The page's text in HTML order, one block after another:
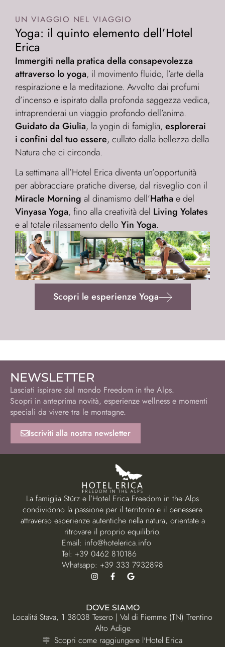
UN VIAGGIO NEL VIAGGIO
Yoga: il quinto elemento dell’Hotel
Erica
Immergiti nella pratica della consapevolezza
attraverso lo yoga, il movimento fluido, l’arte della
respirazione e la meditazione. Avvolto dai profumi
d’incenso e ispirato dalla profonda saggezza vedica,
intraprenderai un viaggio profondo dell’anima.
Guidato da Giulia, la yogin di famiglia, esplorerai
i confini del tuo essere, cullato dalla bellezza della
Natura che ci circonda.
La settimana all’Hotel Erica diventa un’opportunità
per abbracciare pratiche diverse, dal risveglio con il
Miracle Morning al dinamismo dell’Hatha e del
Vinyasa Yoga, fino alla creatività del Living Yolates
e al totale rilassamento delloYin Yoga.
Scopri le esperienze Yoga
NEWSLETTER
Lasciati ispirare dal mondo Freedom in the Alps.
Scopri in anteprima novità, esperienze wellness e momenti
speciali da vivere tra le montagne.
Iscriviti alla nostra newsletter
La famiglia Stürz e l’Hotel Erica Freedom in the Alps
condividono la passione per il territorio e il benessere
attraverso esperienze autentiche nella natura, orientate a
ritrovare il proprio equilibrio.
Email: info@hotelerica.info
Tel: +39 0462 810186
Whatsapp: +39 333 7932898
DOVE SIAMO
Localitá Stava, 1 38038 Tesero | Val di Fiemme (TN) Trentino
Alto Adige
Scopri come raggiungere l'Hotel Erica